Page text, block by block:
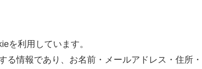
を利用しています。
情報であり、お名前・メールアドレス・住所・